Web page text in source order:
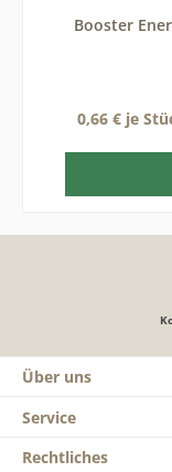
Booster
0,66 € je
Über uns
Service
Rechtliches